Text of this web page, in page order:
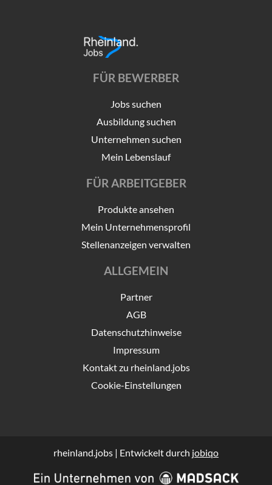
FÜR BEWERBER
Jobs suchen
Ausbildung suchen
Unternehmen suchen
Mein Lebenslauf
FÜR ARBEITGEBER
Produkte ansehen
Mein Unternehmensprofil
Stellenanzeigen verwalten
ALLGEMEIN
Partner
AGB
Datenschutzhinweise
Impressum
Kontakt zu rheinland.jobs
Cookie-Einstellungen
rheinland.jobs | Entwickelt durch jobiqo